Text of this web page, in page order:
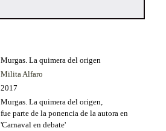
Murgas. La quimera del origen
Milita Alfaro
2017
Murgas. La quimera del origen,
fue parte de la ponencia de la autora en
'Carnaval en debate'